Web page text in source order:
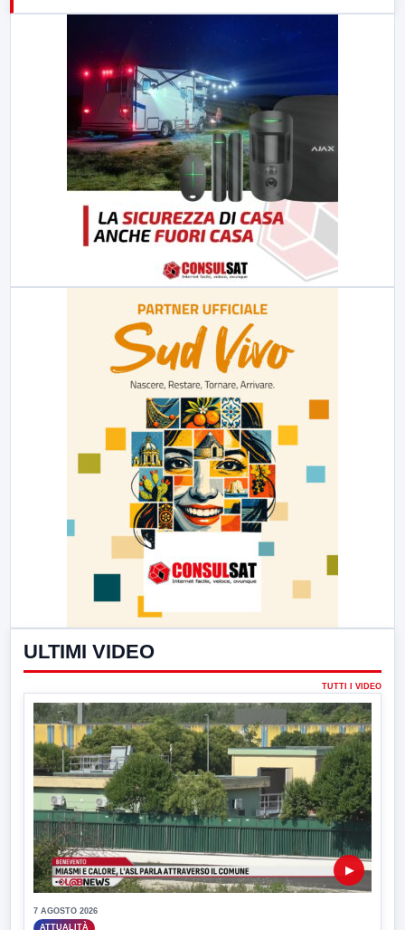
ULTIMI VIDEO
TUTTI I VIDEO
▶
7 AGOSTO 2026
ATTUALITÀ